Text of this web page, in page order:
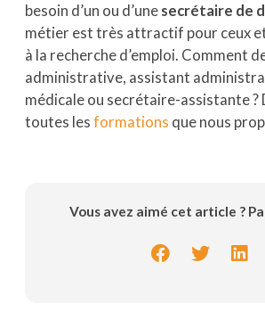
besoin d’un ou d’unesecrétaire de
métier est très attractif pour ceux
à la recherche d’emploi. Comment
administrative, assistant
médicale ou secrétaire-assistante ?
toutes lesformations que nous
Vous avez aimé cet article ?